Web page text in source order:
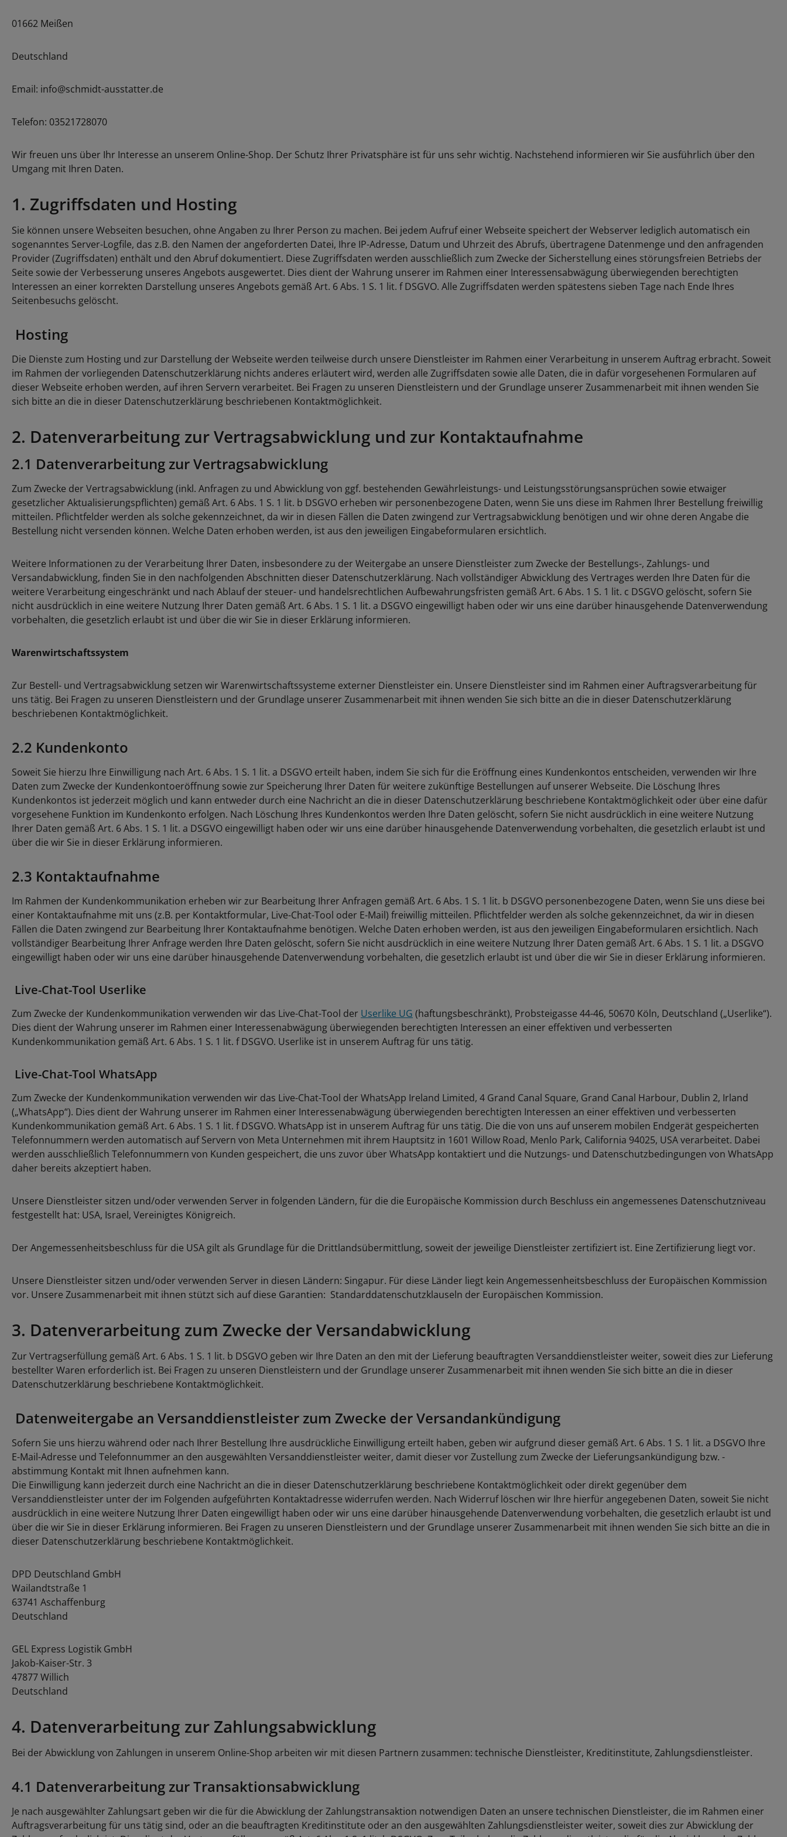
01662 Meißen
Deutschland
Email: info@schmidt-ausstatter.de
Telefon: 03521728070
Wir freuen uns über Ihr Interesse an unserem Online-Shop. Der Schutz Ihrer Privatsphäre ist für uns sehr wichtig. Nachstehend informieren wir Sie ausführlich über den
Umgang mit Ihren Daten.
1. Zugriffsdaten und Hosting
Sie können unsere Webseiten besuchen, ohne Angaben zu Ihrer Person zu machen. Bei jedem Aufruf einer Webseite speichert der Webserver lediglich automatisch ein
sogenanntes Server-Logfile, das z.B. den Namen der angeforderten Datei, Ihre IP-Adresse, Datum und Uhrzeit des Abrufs, übertragene Datenmenge und den anfragenden
Provider (Zugriffsdaten) enthält und den Abruf dokumentiert. Diese Zugriffsdaten werden ausschließlich zum Zwecke der Sicherstellung eines störungsfreien Betriebs der
Seite sowie der Verbesserung unseres Angebots ausgewertet. Dies dient der Wahrung unserer im Rahmen einer Interessensabwägung überwiegenden berechtigten
Interessen an einer korrekten Darstellung unseres Angebots gemäß Art. 6 Abs. 1 S. 1 lit. f DSGVO. Alle Zugriffsdaten werden spätestens sieben Tage nach Ende Ihres
Seitenbesuchs gelöscht.
Hosting
Die Dienste zum Hosting und zur Darstellung der Webseite werden teilweise durch unsere Dienstleister im Rahmen einer Verarbeitung in unserem Auftrag erbracht. Soweit
im Rahmen der vorliegenden Datenschutzerklärung nichts anderes erläutert wird, werden alle Zugriffsdaten sowie alle Daten, die in dafür vorgesehenen Formularen auf
dieser Webseite erhoben werden, auf ihren Servern verarbeitet. Bei Fragen zu unseren Dienstleistern und der Grundlage unserer Zusammenarbeit mit ihnen wenden Sie
sich bitte an die in dieser Datenschutzerklärung beschriebenen Kontaktmöglichkeit.
2. Datenverarbeitung zur Vertragsabwicklung und zur Kontaktaufnahme
2.1 Datenverarbeitung zur Vertragsabwicklung
Zum Zwecke der Vertragsabwicklung (inkl. Anfragen zu und Abwicklung von ggf. bestehenden Gewährleistungs- und Leistungsstörungsansprüchen sowie etwaiger
gesetzlicher Aktualisierungspflichten) gemäß Art. 6 Abs. 1 S. 1 lit. b DSGVO erheben wir personenbezogene Daten, wenn Sie uns diese im Rahmen Ihrer Bestellung freiwillig
mitteilen. Pflichtfelder werden als solche gekennzeichnet, da wir in diesen Fällen die Daten zwingend zur Vertragsabwicklung benötigen und wir ohne deren Angabe die
Bestellung nicht versenden können. Welche Daten erhoben werden, ist aus den jeweiligen Eingabeformularen ersichtlich.
Weitere Informationen zu der Verarbeitung Ihrer Daten, insbesondere zu der Weitergabe an unsere Dienstleister zum Zwecke der Bestellungs-, Zahlungs- und
Versandabwicklung, finden Sie in den nachfolgenden Abschnitten dieser Datenschutzerklärung. Nach vollständiger Abwicklung des Vertrages werden Ihre Daten für die
weitere Verarbeitung eingeschränkt und nach Ablauf der steuer- und handelsrechtlichen Aufbewahrungsfristen gemäß Art. 6 Abs. 1 S. 1 lit. c DSGVO gelöscht, sofern Sie
nicht ausdrücklich in eine weitere Nutzung Ihrer Daten gemäß Art. 6 Abs. 1 S. 1 lit. a DSGVO eingewilligt haben oder wir uns eine darüber hinausgehende Datenverwendung
vorbehalten, die gesetzlich erlaubt ist und über die wir Sie in dieser Erklärung informieren.
Warenwirtschaftssystem
Zur Bestell- und Vertragsabwicklung setzen wir Warenwirtschaftssysteme externer Dienstleister ein. Unsere Dienstleister sind im Rahmen einer Auftragsverarbeitung für
uns tätig. Bei Fragen zu unseren Dienstleistern und der Grundlage unserer Zusammenarbeit mit ihnen wenden Sie sich bitte an die in dieser Datenschutzerklärung
beschriebenen Kontaktmöglichkeit.
2.2 Kundenkonto
Soweit Sie hierzu Ihre Einwilligung nach Art. 6 Abs. 1 S. 1 lit. a DSGVO erteilt haben, indem Sie sich für die Eröffnung eines Kundenkontos entscheiden, verwenden wir Ihre
Daten zum Zwecke der Kundenkontoeröffnung sowie zur Speicherung Ihrer Daten für weitere zukünftige Bestellungen auf unserer Webseite. Die Löschung Ihres
Kundenkontos ist jederzeit möglich und kann entweder durch eine Nachricht an die in dieser Datenschutzerklärung beschriebene Kontaktmöglichkeit oder über eine dafür
vorgesehene Funktion im Kundenkonto erfolgen. Nach Löschung Ihres Kundenkontos werden Ihre Daten gelöscht, sofern Sie nicht ausdrücklich in eine weitere Nutzung
Ihrer Daten gemäß Art. 6 Abs. 1 S. 1 lit. a DSGVO eingewilligt haben oder wir uns eine darüber hinausgehende Datenverwendung vorbehalten, die gesetzlich erlaubt ist und
über die wir Sie in dieser Erklärung informieren.
2.3 Kontaktaufnahme
Im Rahmen der Kundenkommunikation erheben wir zur Bearbeitung Ihrer Anfragen gemäß Art. 6 Abs. 1 S. 1 lit. b DSGVO personenbezogene Daten, wenn Sie uns diese bei
einer Kontaktaufnahme mit uns (z.B. per Kontaktformular, Live-Chat-Tool oder E-Mail) freiwillig mitteilen. Pflichtfelder werden als solche gekennzeichnet, da wir in diesen
Fällen die Daten zwingend zur Bearbeitung Ihrer Kontaktaufnahme benötigen. Welche Daten erhoben werden, ist aus den jeweiligen Eingabeformularen ersichtlich. Nach
vollständiger Bearbeitung Ihrer Anfrage werden Ihre Daten gelöscht, sofern Sie nicht ausdrücklich in eine weitere Nutzung Ihrer Daten gemäß Art. 6 Abs. 1 S. 1 lit. a DSGVO
eingewilligt haben oder wir uns eine darüber hinausgehende Datenverwendung vorbehalten, die gesetzlich erlaubt ist und über die wir Sie in dieser Erklärung informieren.
Live-Chat-Tool Userlike
Zum Zwecke der Kundenkommunikation verwenden wir das Live-Chat-Tool der Userlike UG (haftungsbeschränkt), Probsteigasse 44-46, 50670 Köln, Deutschland („Userlike“).
Dies dient der Wahrung unserer im Rahmen einer Interessenabwägung überwiegenden berechtigten Interessen an einer effektiven und verbesserten
Kundenkommunikation gemäß Art. 6 Abs. 1 S. 1 lit. f DSGVO. Userlike ist in unserem Auftrag für uns tätig.
Live-Chat-Tool WhatsApp
Zum Zwecke der Kundenkommunikation verwenden wir das Live-Chat-Tool der WhatsApp Ireland Limited, 4 Grand Canal Square, Grand Canal Harbour, Dublin 2, Irland
(„WhatsApp“). Dies dient der Wahrung unserer im Rahmen einer Interessenabwägung überwiegenden berechtigten Interessen an einer effektiven und verbesserten
Kundenkommunikation gemäß Art. 6 Abs. 1 S. 1 lit. f DSGVO. WhatsApp ist in unserem Auftrag für uns tätig. Die die von uns auf unserem mobilen Endgerät gespeicherten
Telefonnummern werden automatisch auf Servern von Meta Unternehmen mit ihrem Hauptsitz in 1601 Willow Road, Menlo Park, California 94025, USA verarbeitet. Dabei
werden ausschließlich Telefonnummern von Kunden gespeichert, die uns zuvor über WhatsApp kontaktiert und die Nutzungs- und Datenschutzbedingungen von WhatsApp
daher bereits akzeptiert haben.
Unsere Dienstleister sitzen und/oder verwenden Server in folgenden Ländern, für die die Europäische Kommission durch Beschluss ein angemessenes Datenschutzniveau
festgestellt hat: USA, Israel, Vereinigtes Königreich.
Der Angemessenheitsbeschluss für die USA gilt als Grundlage für die Drittlandsübermittlung, soweit der jeweilige Dienstleister zertifiziert ist. Eine Zertifizierung liegt vor.
Unsere Dienstleister sitzen und/oder verwenden Server in diesen Ländern: Singapur. Für diese Länder liegt kein Angemessenheitsbeschluss der Europäischen Kommission
vor. Unsere Zusammenarbeit mit ihnen stützt sich auf diese Garantien: Standarddatenschutzklauseln der Europäischen Kommission.
3. Datenverarbeitung zum Zwecke der Versandabwicklung
Zur Vertragserfüllung gemäß Art. 6 Abs. 1 S. 1 lit. b DSGVO geben wir Ihre Daten an den mit der Lieferung beauftragten Versanddienstleister weiter, soweit dies zur Lieferung
bestellter Waren erforderlich ist. Bei Fragen zu unseren Dienstleistern und der Grundlage unserer Zusammenarbeit mit ihnen wenden Sie sich bitte an die in dieser
Datenschutzerklärung beschriebene Kontaktmöglichkeit.
Datenweitergabe an Versanddienstleister zum Zwecke der Versandankündigung
Sofern Sie uns hierzu während oder nach Ihrer Bestellung Ihre ausdrückliche Einwilligung erteilt haben, geben wir aufgrund dieser gemäß Art. 6 Abs. 1 S. 1 lit. a DSGVO Ihre
E-Mail-Adresse und Telefonnummer an den ausgewählten Versanddienstleister weiter, damit dieser vor Zustellung zum Zwecke der Lieferungsankündigung bzw. -
abstimmung Kontakt mit Ihnen aufnehmen kann.
Die Einwilligung kann jederzeit durch eine Nachricht an die in dieser Datenschutzerklärung beschriebene Kontaktmöglichkeit oder direkt gegenüber dem
Versanddienstleister unter der im Folgenden aufgeführten Kontaktadresse widerrufen werden. Nach Widerruf löschen wir Ihre hierfür angegebenen Daten, soweit Sie nicht
ausdrücklich in eine weitere Nutzung Ihrer Daten eingewilligt haben oder wir uns eine darüber hinausgehende Datenverwendung vorbehalten, die gesetzlich erlaubt ist und
über die wir Sie in dieser Erklärung informieren. Bei Fragen zu unseren Dienstleistern und der Grundlage unserer Zusammenarbeit mit ihnen wenden Sie sich bitte an die in
dieser Datenschutzerklärung beschriebene Kontaktmöglichkeit.
DPD Deutschland GmbH
Wailandtstraße 1
63741 Aschaffenburg
Deutschland
GEL Express Logistik GmbH
Jakob-Kaiser-Str. 3
47877 Willich
Deutschland
4. Datenverarbeitung zur Zahlungsabwicklung
Bei der Abwicklung von Zahlungen in unserem Online-Shop arbeiten wir mit diesen Partnern zusammen: technische Dienstleister, Kreditinstitute, Zahlungsdienstleister.
4.1 Datenverarbeitung zur Transaktionsabwicklung
Je nach ausgewählter Zahlungsart geben wir die für die Abwicklung der Zahlungstransaktion notwendigen Daten an unsere technischen Dienstleister, die im Rahmen einer
Auftragsverarbeitung für uns tätig sind, oder an die beauftragten Kreditinstitute oder an den ausgewählten Zahlungsdienstleister weiter, soweit dies zur Abwicklung der